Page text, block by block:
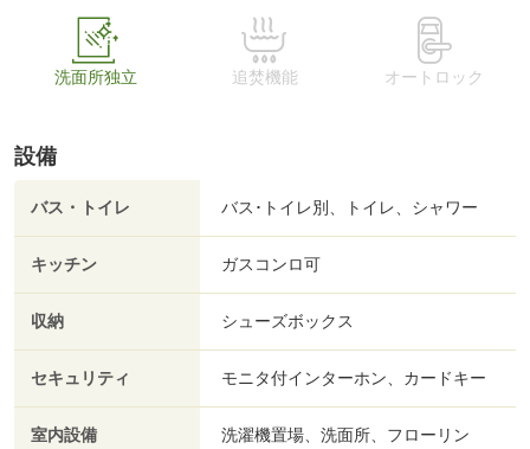
洗面所独立 追焚機能 オートロック
設備
バス・トイレ バス･トイレ別、トイレ、シャワー
キッチン ガスコンロ可
収納 シューズボックス
セキュリティ モニタ付インターホン、カードキー
室内設備
洗濯機置場、洗面所、フローリン